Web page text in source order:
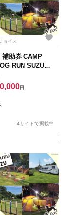
ョイス
補助券 CAMP
RUN SUZU
鈴建 宮崎県 日向
e] 施設利用券
宿泊補助券 宿泊
切 ドッグラン 日
ア
円
4サイトで掲載中